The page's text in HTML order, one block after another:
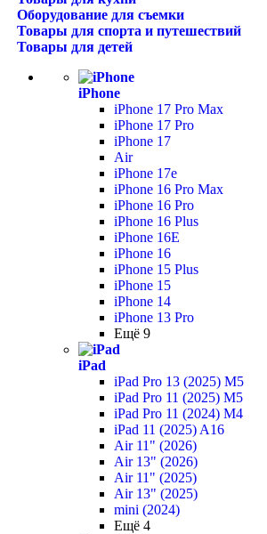
Оборудование для съемки
Товары для спорта и путешествий
Товары для детей
iPhone
iPhone 17 Pro Max
iPhone 17 Pro
iPhone 17
Air
iPhone 17e
iPhone 16 Pro Max
iPhone 16 Pro
iPhone 16 Plus
iPhone 16E
iPhone 16
iPhone 15 Plus
iPhone 15
iPhone 14
iPhone 13 Pro
Ещё 9
iPad
iPad Pro 13 (2025) M5
iPad Pro 11 (2025) M5
iPad Pro 11 (2024) M4
iPad 11 (2025) A16
Air 11" (2026)
Air 13" (2026)
Air 11" (2025)
Air 13" (2025)
mini (2024)
Ещё 4